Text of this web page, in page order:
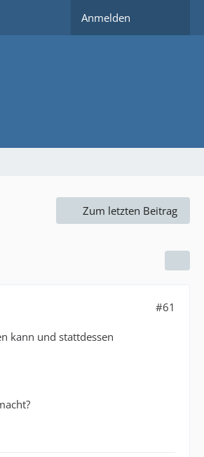
Anmelden
Zum letzten Beitrag
#61
kann und stattdessen